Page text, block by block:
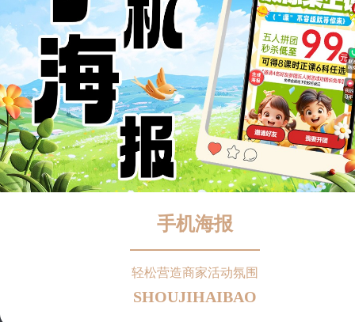
手机海报
轻松营造商家活动氛围
SHOUJIHAIBAO